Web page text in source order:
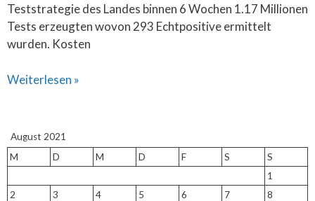
Teststrategie des Landes binnen 6 Wochen 1.17 Millionen
Tests erzeugten wovon 293 Echtpositive ermittelt
wurden. Kosten
Weiterlesen »
August 2021
M
D M D F S
S
1
2
3 4 5 6 7
8